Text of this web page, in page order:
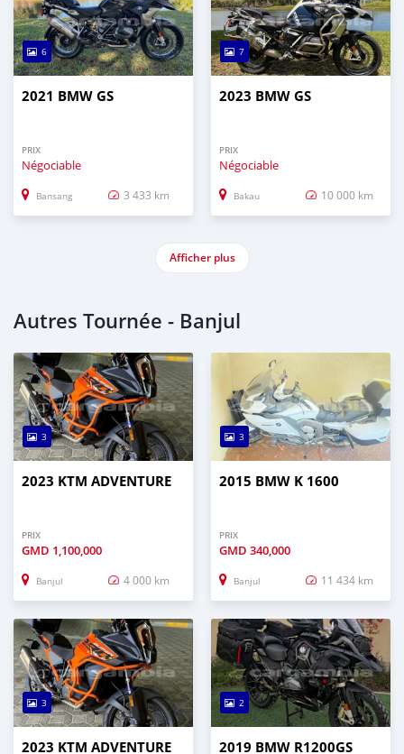
6
2021 BMW GS
PRIX
Négociable
Bansang 3 433 km
7
2023 BMW GS
PRIX
Négociable
Bakau 10 000 km
Afficher plus
Autres Tournée - Banjul
3
2023 KTM ADVENTURE
PRIX
GMD 1,100,000
Banjul 4 000 km
3
2015 BMW K 1600
PRIX
GMD 340,000
Banjul 11 434 km
3
2023 KTM ADVENTURE
2
2019 BMW R1200GS